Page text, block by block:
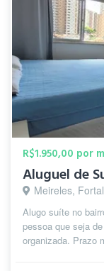
R$1.950,00 por
Aluguel de
Meireles,
Alugo suíte no
pessoa que seja
organizada. Prazo